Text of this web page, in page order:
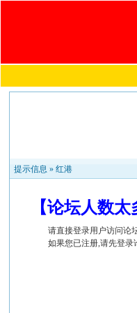
提示信息 »红港
【论坛人数
请直接登录用户访问论
如果您已注册,请先登录